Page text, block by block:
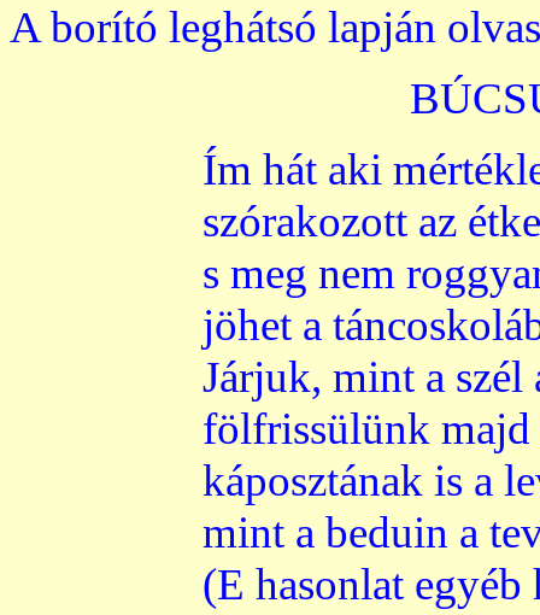
A borító leghátsó lapján
Ím hát aki
szórakozott az
s meg nem
jöhet a
Járjuk, mint a szél
fölfrissülünk majd
káposztának is a
mint a beduin a
(E hasonlat egyéb